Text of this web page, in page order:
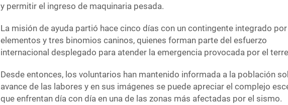
y permitir el ingreso de maquinaria pesada.
La misión de ayuda partió hace cinco días con un contingente integrado
elementos y tres binomios caninos, quienes forman parte del esfuerzo
internacional desplegado para atender la emergencia provocada por el
Desde entonces, los voluntarios han mantenido informada a la población
avance de las labores y en sus imágenes se puede apreciar el complejo
que enfrentan día con día en una de las zonas más afectadas por el sismo.